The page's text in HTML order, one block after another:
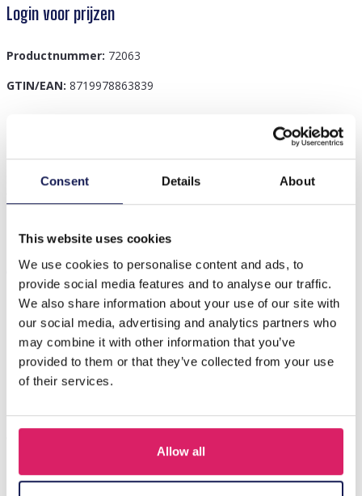
Consent Details About
This website uses cookies
We use cookies to personalise content and ads, to
provide social media features and to analyse our traffic.
We also share information about your use of our site with
our social media, advertising and analytics partners who
may combine it with other information that you’ve
provided to them or that they’ve collected from your use
of their services.
Allow all
Login voor prijzen
Productnummer: 72063
GTIN/EAN: 8719978863839
S-J2.2 SOCKS2316-425 Paar sokken maat 38-45
Anderen kochten ook
Z-E2.3 LED Foam Sticks -Multi Color 47x3.5cm